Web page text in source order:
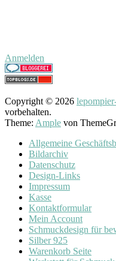
Anmelden
Copyright © 2026
vorbehalten.
Theme: Ample von
Allgemeine
Bildarchiv
Datenschutz
Design-Links
Impressum
Kasse
Kontaktformular
Mein Account
Schmuckdesign für
Silber 925
Warenkorb Seite